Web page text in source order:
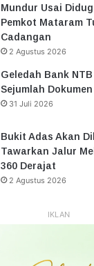
Mundur Usai
Pemkot Mataram
Cadangan
2 Agustus 2026
Geledah Bank
Sejumlah Dokumen
31 Juli 2026
Bukit Adas Akan
Tawarkan Jalur
360 Derajat
2 Agustus 2026
IKLAN